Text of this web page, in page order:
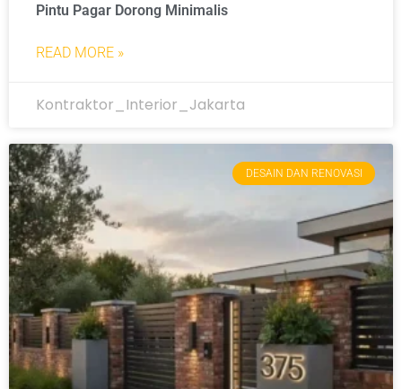
Pintu Pagar Dorong Minimalis
READ MORE »
Kontraktor_Interior_Jakarta
DESAIN DAN RENOVASI